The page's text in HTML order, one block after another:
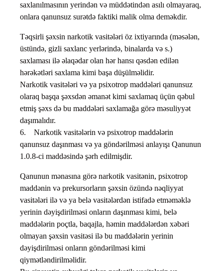
saxlanılmasının yerindən və müddətindən asılı olmayaraq,
onlara qanunsuz surətdə faktiki malik olma deməkdir.
Təqsirli şəxsin narkotik vasitələri öz ixtiyarında (məsələn,
üstündə, gizli saxlanc yerlərində, binalarda və s.)
saxlaması ilə əlaqədar olan hər hansı qəsdən edilən
hərəkətləri saxlama kimi başa düşülməlidir.
Narkotik vasitələri və ya psixotrop maddələri qanunsuz
olaraq başqa şəxsdən əmanət kimi saxlamaq üçün qəbul
etmiş şəxs də bu maddələri saxlamağa görə məsuliyyət
daşımalıdır.
6. Narkotik vasitələrin və psixotrop maddələrin
qanunsuz daşınması və ya göndərilməsi anlayışı Qanunun
1.0.8-ci maddəsində şərh edilmişdir.
Qanunun mənasına görə narkotik vasitənin, psixotrop
maddənin və prekursorların şəxsin özündə nəqliyyat
vasitələri ilə və ya belə vasitələrdən istifadə etməməklə
yerinin dəyişdirilməsi onların daşınması kimi, belə
maddələrin poçtla, baqajla, həmin maddələrdən xəbəri
olmayan şəxsin vasitəsi ilə bu maddələrin yerinin
dəyişdirilməsi onların göndərilməsi kimi
qiymətləndirilməlidir.